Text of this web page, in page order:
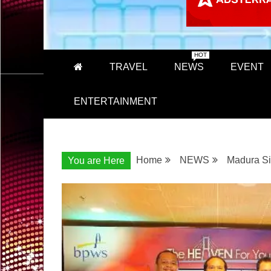
TRAVEL NEWS
HOT
EVENT
ENTERTAINMENT
You are Here Home NEWS Madura